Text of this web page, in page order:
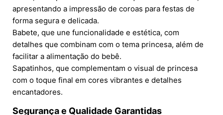
apresentando a impressão de coroas para festas de
forma segura e delicada.
Babete, que une funcionalidade e estética, com
detalhes que combinam com o tema princesa, além de
facilitar a alimentação do bebê.
Sapatinhos, que complementam o visual de princesa
com o toque final em cores vibrantes e detalhes
encantadores.
Segurança e Qualidade Garantidas